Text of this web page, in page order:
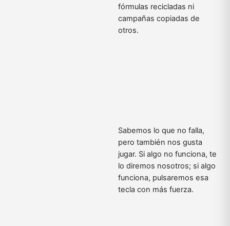
fórmulas recicladas ni
campañas copiadas de
otros.
Sabemos lo que no falla,
pero también nos gusta
jugar. Si algo no funciona, te
lo diremos nosotros; si algo
funciona, pulsaremos esa
tecla con más fuerza.